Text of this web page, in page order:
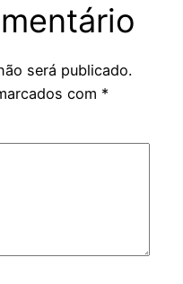
será publicado.
com *